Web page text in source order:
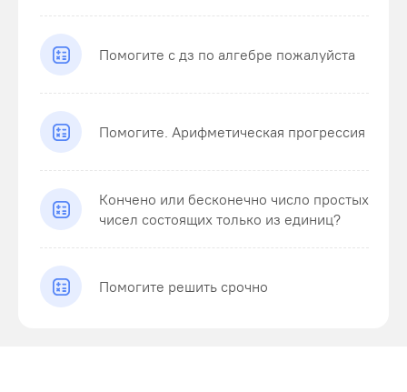
Помогите с дз по алгебре пожалуйста
Помогите. Арифметическая прогрессия
Кончено или бесконечно число простых
чисел состоящих только из единиц?
Помогите решить срочно